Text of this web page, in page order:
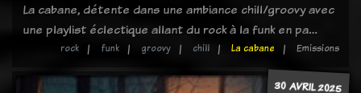
La cabane, détente dans une ambiance chill/groovy avec
une playlist éclectique allant du rock à la funk en pa…
rock funk groovy chill La cabane Emissions
30 AVRIL 2025